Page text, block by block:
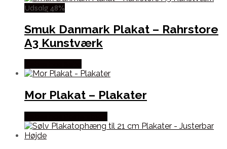
Udsalg 48%
Smuk Danmark Plakat – Rahrstore
A3 Kunstværk
Mor Plakat – Plakater